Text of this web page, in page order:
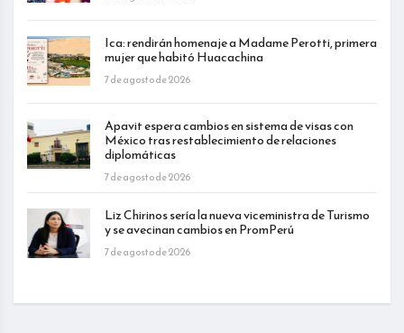
Ica: rendirán homenaje a Madame Perotti, primera
mujer que habitó Huacachina
7 de agosto de 2026
Apavit espera cambios en sistema de visas con
México tras restablecimiento de relaciones
diplomáticas
7 de agosto de 2026
Liz Chirinos sería la nueva viceministra de Turismo
y se avecinan cambios en PromPerú
7 de agosto de 2026